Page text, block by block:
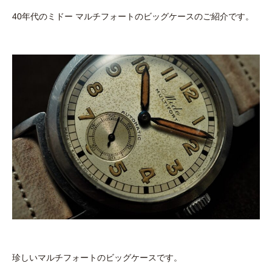
40年代のミドー マルチフォートのビッグケースのご紹介です。
珍しいマルチフォートのビッグケースです。